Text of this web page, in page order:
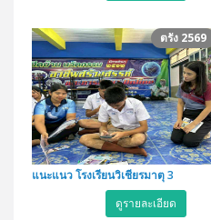
ตรัง 2569
แนะแนว โรงเรียนวิเชียรมาตุ 3
ดูรายละเอียด